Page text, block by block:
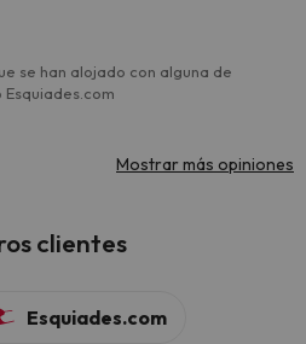
se han alojado con alguna de
Mostrar más opiniones
clientes
Esquiades.com